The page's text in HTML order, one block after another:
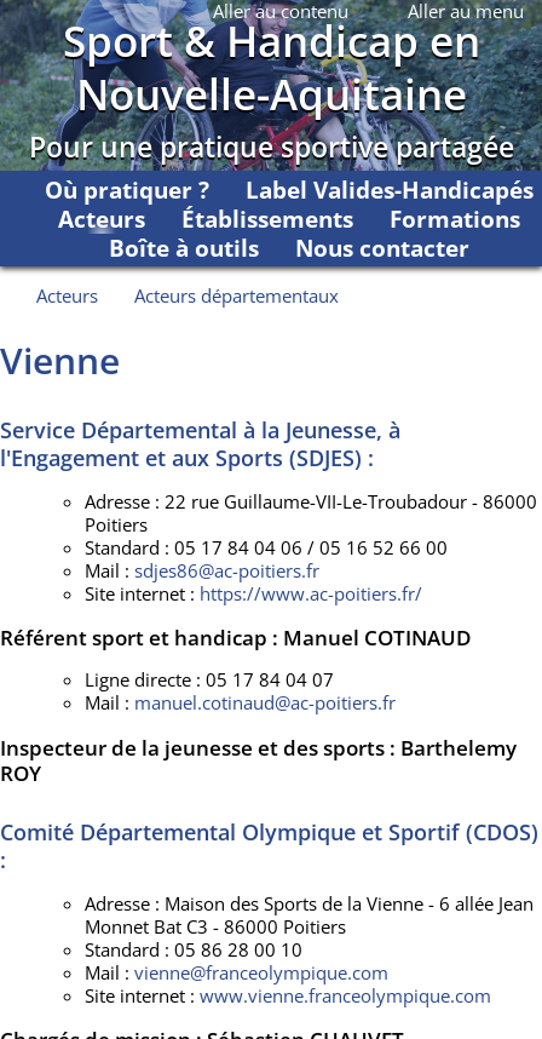
Aller au contenu Aller au menu
Sport & Handicap en
Nouvelle-Aquitaine
Pour une pratique sportive partagée
Où pratiquer ?
Label Valides-Handicapés
Acteurs
Établissements
Formations
Boîte à outils
Nous contacter
Acteurs Acteurs départementaux
Vienne
Service Départemental à la Jeunesse, à
l'Engagement et aux Sports (SDJES) :
Adresse : 22 rue Guillaume-VII-Le-Troubadour - 86000
Poitiers
Standard : 05 17 84 04 06 / 05 16 52 66 00
Mail : sdjes86@ac-poitiers.fr
Site internet : https://www.ac-poitiers.fr/
Référent sport et handicap : Manuel COTINAUD
Ligne directe : 05 17 84 04 07
Mail : manuel.cotinaud@ac-poitiers.fr
Inspecteur de la jeunesse et des sports : Barthelemy
ROY
Comité Départemental Olympique et Sportif (CDOS)
:
Adresse : Maison des Sports de la Vienne - 6 allée Jean
Monnet Bat C3 - 86000 Poitiers
Standard : 05 86 28 00 10
Mail : vienne@franceolympique.com
Site internet : www.vienne.franceolympique.com